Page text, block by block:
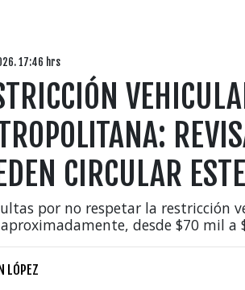
17:46 hrs
CIRCULAR
por no respetar la restricción
desde $70 mil a
LÓPEZ